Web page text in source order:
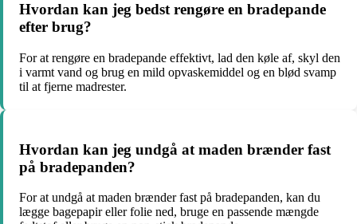
Hvordan kan jeg bedst rengøre en bradepande
efter brug?
For at rengøre en bradepande effektivt, lad den køle af, skyl den
i varmt vand og brug en mild opvaskemiddel og en blød svamp
til at fjerne madrester.
Hvordan kan jeg undgå at maden brænder fast
på bradepanden?
For at undgå at maden brænder fast på bradepanden, kan du
lægge bagepapir eller folie ned, bruge en passende mængde